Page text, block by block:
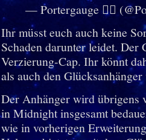
— Portergauge 🏳️‍🌈
Ihr müsst euch auch keine
Schaden darunter leidet. Der
Verzierung-Cap. Ihr könnt
als auch den
Der Anhänger wird übrigens
in Midnight insgesamt
wie in vorherigen